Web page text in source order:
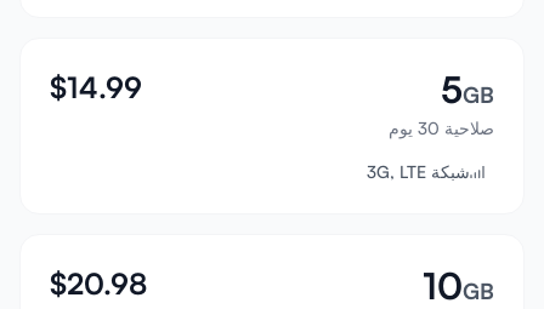
5GB
صلاحية 30 يوم
$14.99
شبكة 3G, LTE
10GB
$20.98